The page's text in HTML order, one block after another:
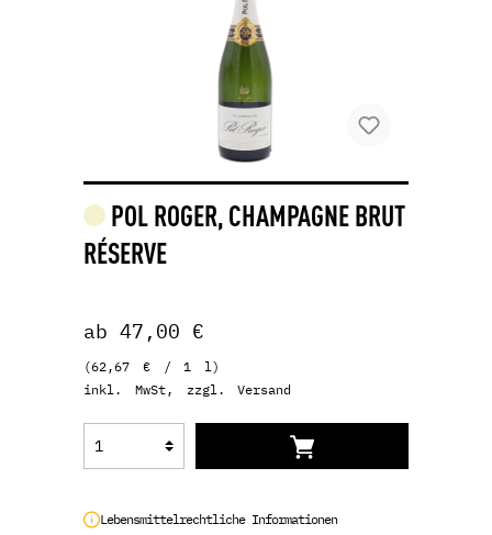
POL ROGER, CHAMPAGNE BRUT
RÉSERVE
ab 47,00 €
(62,67 € / 1 l)
inkl. MwSt, zzgl. Versand
Lebensmittelrechtliche Informationen